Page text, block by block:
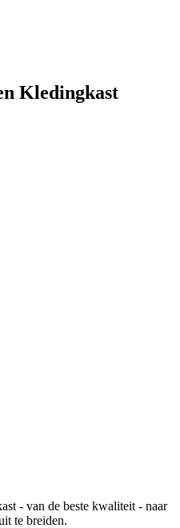
Kledingkast
- van de beste kwaliteit - naar
te breiden.